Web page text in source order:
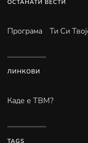
ОСТАНАТИ ВЕСТИ
Програма Ти Си
ЛИНКОВИ
Каде е ТВМ?
TAGS